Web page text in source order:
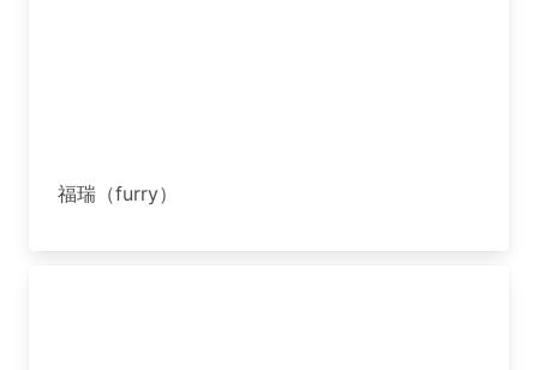
福瑞（furry）